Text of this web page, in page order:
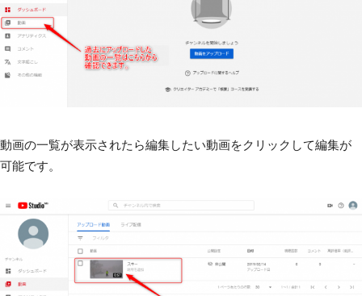
動画の一覧が表示されたら編集したい動画をクリックして編集が
可能です。